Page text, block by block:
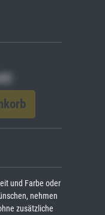
und Farbe oder
nehmen
zusätzliche